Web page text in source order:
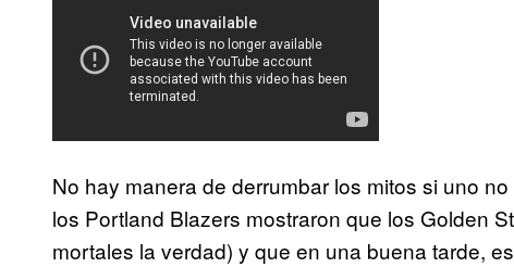
No hay manera de derrumbar los mitos si uno
los Portland Blazers mostraron que los Golden
mortales la verdad) y que en una buena tarde,